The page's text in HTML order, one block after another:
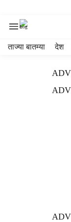
ताज्या बातम्या देश